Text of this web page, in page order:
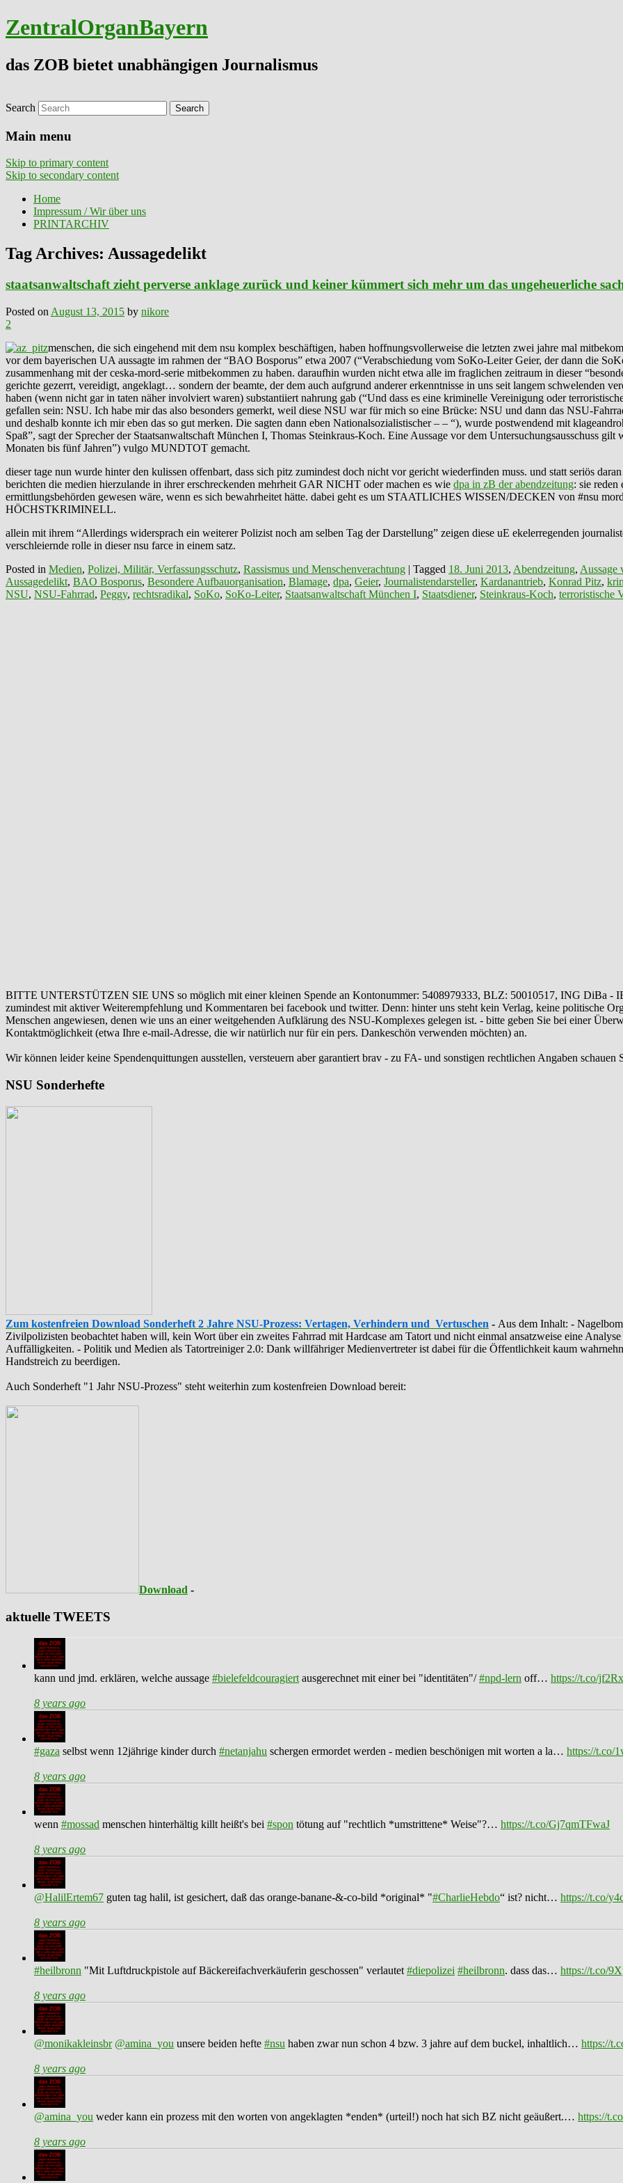
ZentralOrganBayern
das ZOB bietet unabhängigen Journalismus
Search
Main menu
Skip to primary content
Skip to secondary content
Home
Impressum / Wir über uns
PRINTARCHIV
Tag Archives: Aussagedelikt
staatsanwaltschaft zieht perverse anklage zurück und keiner kümmert sich mehr um das ungeheuerliche
Posted on August 13, 2015 by nikore
2
menschen, die sich eingehend mit dem ‎nsu‬ komplex beschäftigen, haben hoffnungsvollerweise die letzten zwei jahre mal
vor dem bayerischen UA aussagte im rahmen der “BAO ‪‎Bosporus‬” etwa 2007 (“Verabschiedung vom SoKo-Leiter Geier, der dann die
zusammenhang mit der ‪ceska‬-mord-serie mitbekommen zu haben. daraufhin wurden nicht etwa alle im fraglichen zeitraum in dieser
gerichte gezerrt, vereidigt, angeklagt… sondern der beamte, der dem auch aufgrund anderer erkenntnisse in uns seit langem schwelenden
haben (wenn nicht gar in taten näher involviert waren) substantiiert nahrung gab (“Und dass es eine kriminelle Vereinigung oder
gefallen sein: NSU. Ich habe mir das also besonders gemerkt, weil diese NSU war für mich so eine Brücke: NSU und dann das NSU-
und deshalb konnte ich mir eben das so gut merken. Die sagten dann eben Nationalsozialistischer – – “), wurde postwendend mit
Spaß”, sagt der Sprecher der Staatsanwaltschaft München I, Thomas Steinkraus-Koch. Eine Aussage vor dem Untersuchungsausschuss
Monaten bis fünf Jahren”) vulgo MUNDTOT gemacht.
dieser tage nun wurde hinter den kulissen offenbart, dass sich pitz zumindest doch nicht vor gericht wiederfinden muss. und statt seriös
berichten die medien hierzulande in ihrer erschreckenden mehrheit GAR NICHT oder machen es wie dpa in zB der abendzeitung: sie reden
ermittlungsbehörden gewesen wäre, wenn es sich bewahrheitet hätte. dabei geht es um STAATLICHES WISSEN/DECKEN von #nsu
HÖCHSTKRIMINELL.
allein mit ihrem “Allerdings widersprach ein weiterer Polizist noch am selben Tag der Darstellung” zeigen diese uE ekelerregenden
verschleiernde rolle in dieser nsu farce in einem satz.
Posted in Medien, Polizei, Militär, Verfassungsschutz, Rassismus und Menschenverachtung | Tagged 18. Juni 2013, Abendzeitung, Aussage
Aussagedelikt, BAO ‪‎Bosporus, Besondere Aufbauorganisation, Blamage, dpa, Geier, Journalistendarsteller, Kardanantrieb, Konrad ‪‎Pitz,
NSU, NSU-Fahrrad, Peggy, rechtsradikal, SoKo, SoKo-Leiter, Staatsanwaltschaft München I, Staatsdiener, Steinkraus-Koch, terroristische
BITTE UNTERSTÜTZEN SIE UNS so möglich mit einer kleinen Spende an Kontonummer: 5408979333, BLZ: 50010517, ING DiBa
zumindest mit aktiver Weiterempfehlung und Kommentaren bei facebook und twitter. Denn: hinter uns steht kein Verlag, keine politische
Menschen angewiesen, denen wie uns an einer weitgehenden Aufklärung des NSU-Komplexes gelegen ist. - bitte geben Sie bei einer
Kontaktmöglichkeit (etwa Ihre e-mail-Adresse, die wir natürlich nur für ein pers. Dankeschön verwenden möchten) an.
Wir können leider keine Spendenquittungen ausstellen, versteuern aber garantiert brav - zu FA- und sonstigen rechtlichen Angaben schauen
NSU Sonderhefte
Zum kostenfreien Download Sonderheft 2 Jahre NSU-Prozess: Vertagen, Verhindern und Vertuschen - Aus dem Inhalt: -
Zivilpolizisten beobachtet haben will, kein Wort über ein zweites Fahrrad mit Hardcase am Tatort und nicht einmal ansatzweise eine
Auffälligkeiten. - Politik und Medien als ‪Tatortreiniger‬ 2.0: Dank willfähriger Medienvertreter ist dabei für die Öffentlichkeit kaum
Handstreich zu beerdigen.
Auch Sonderheft "1 Jahr NSU-Prozess" steht weiterhin zum kostenfreien Download bereit:
Download -
aktuelle TWEETS
kann und jmd. erklären, welche aussage #bielefeldcouragiert ausgerechnet mit einer bei "identitäten"/#npd-lern off… https://t.co/
8 years ago
#gaza selbst wenn 12jährige kinder durch #netanjahu schergen ermordet werden - medien beschönigen mit worten a la… https://t.co/
8 years ago
wenn #mossad menschen hinterhältig killt heißt's bei #spon tötung auf "rechtlich *umstrittene* Weise"?… https://t.co/Gj7qmTFwaJ
8 years ago
@HalilErtem67 guten tag halil, ist gesichert, daß das orange-banane-&-co-bild *original* "#CharlieHebdo“ ist? nicht… https://t.co/
8 years ago
#heilbronn "Mit Luftdruckpistole auf Bäckereifachverkäuferin geschossen" verlautet #diepolizei #heilbronn. dass das… https://t.co/
8 years ago
@monikakleinsbr @amina_you unsere beiden hefte #nsu haben zwar nun schon 4 bzw. 3 jahre auf dem buckel, inhaltlich… https://
8 years ago
@amina_you weder kann ein prozess mit den worten von angeklagten *enden* (urteil!) noch hat sich BZ nicht geäußert.… https://
8 years ago